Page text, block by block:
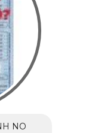
NO